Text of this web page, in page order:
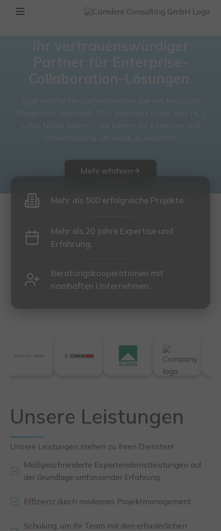
Lotus Notes haben – wir bieten die Expertise und
Unterstützung, um diese zu meistern.
Mehr erfahren
Mehr als 500 erfolgreiche Projekte.
Mehr als 20 Jahre Expertise und
Erfahrung.
Beratungskooperationen mit
namhaften Unternehmen.
Unsere Leistungen
Unsere Leistungen stehen zu Ihren Diensten!
Maßgeschneiderte Expertendienstleistungen auf
der Grundlage umfassender Erfahrung.
Effizienz durch modernes Projektmanagement.
Schulung, um Ihr Team mit den erforderlichen